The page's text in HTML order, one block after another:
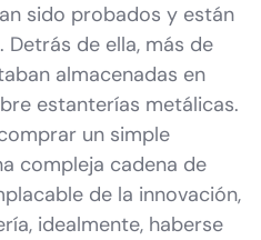
sido probados y están
Detrás de ella, más de
almacenadas en
estanterías metálicas.
un simple
compleja cadena de
de la innovación,
idealmente, haberse